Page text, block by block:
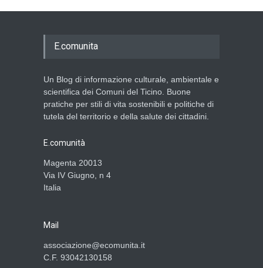
E.comunita
Un Blog di informazione culturale, ambientale e
scientifica dei Comuni del Ticino. Buone
pratiche per stili di vita sostenibili e politiche di
tutela del territorio e della salute dei cittadini.
E.comunità
Magenta 20013
Via IV Giugno, n 4
Italia
Mail
associazione@ecomunita.it
C.F. 93042130158